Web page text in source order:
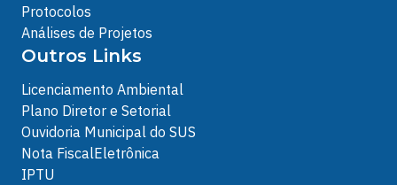
Protocolos
Análises de Projetos
Outros Links
Licenciamento Ambiental
Plano Diretor e Setorial
Ouvidoria Municipal do SUS
Nota FiscalEletrônica
IPTU